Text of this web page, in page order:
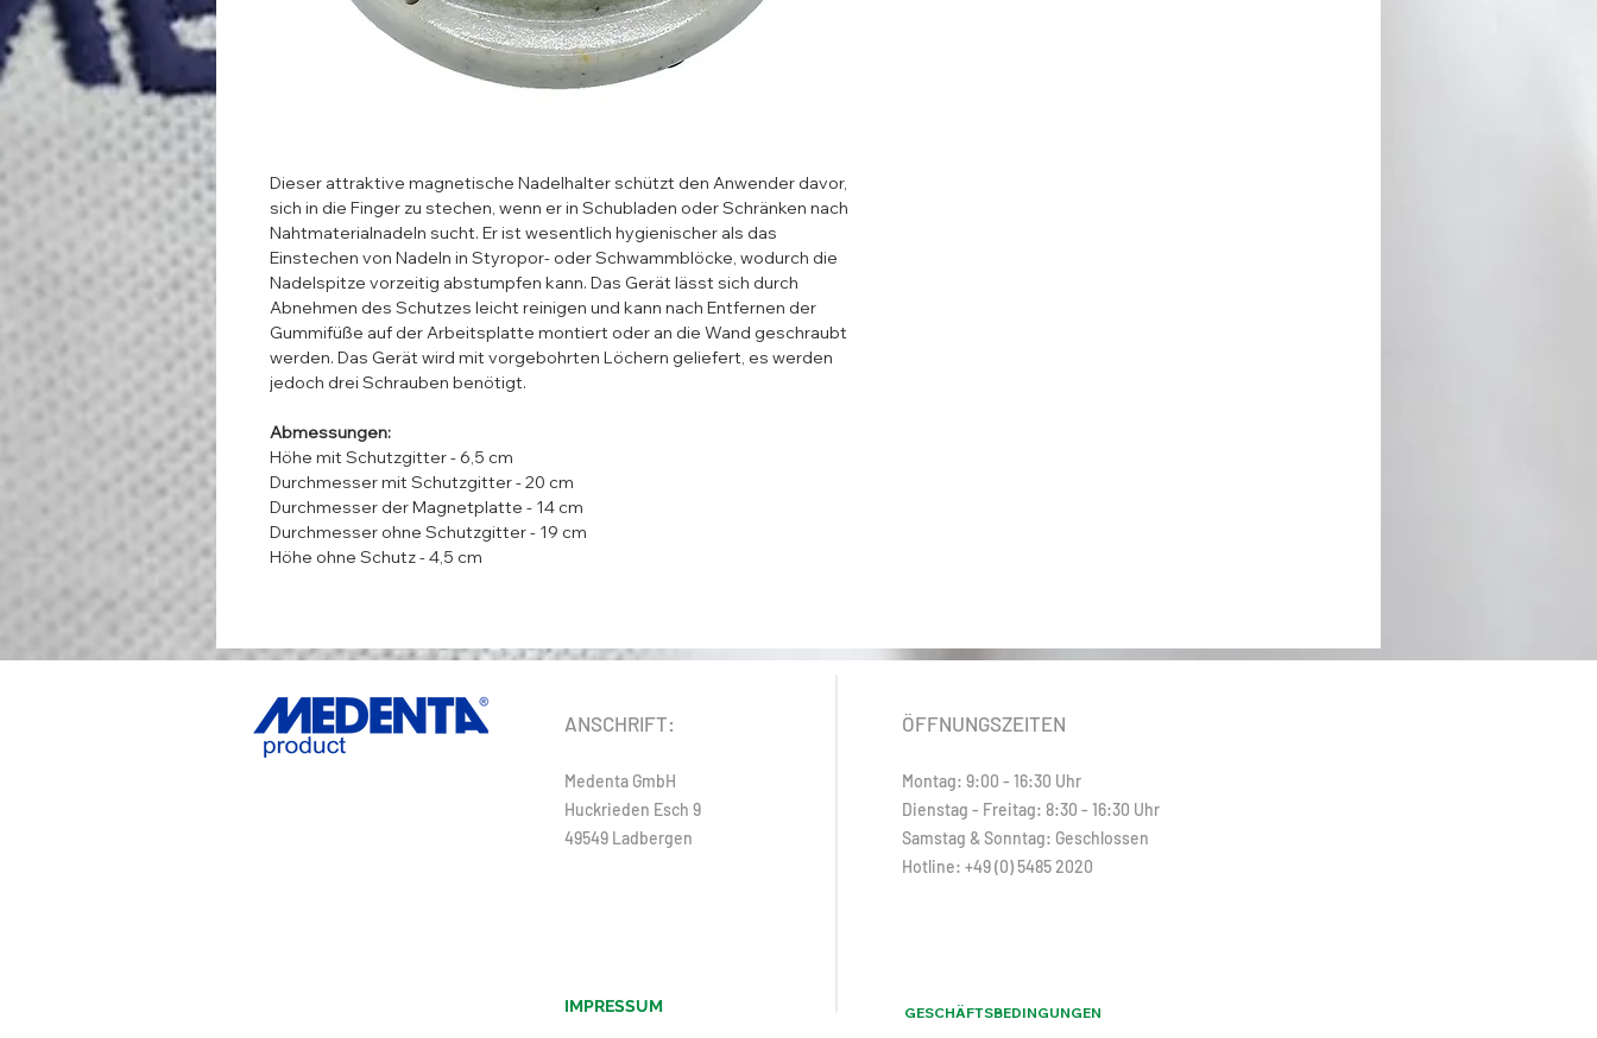
Dieser attraktive magnetische Nadelhalter schützt den Anwender davor,
sich in die Finger zu stechen, wenn er in Schubladen oder Schränken nach
Nahtmaterialnadeln sucht. Er ist wesentlich hygienischer als das
Einstechen von Nadeln in Styropor- oder Schwammblöcke, wodurch die
Nadelspitze vorzeitig abstumpfen kann. Das Gerät lässt sich durch
Abnehmen des Schutzes leicht reinigen und kann nach Entfernen der
Gummifüße auf der Arbeitsplatte montiert oder an die Wand geschraubt
werden. Das Gerät wird mit vorgebohrten Löchern geliefert, es werden
jedoch drei Schrauben benötigt.
Abmessungen:
Höhe mit Schutzgitter - 6,5 cm
Durchmesser mit Schutzgitter - 20 cm
Durchmesser der Magnetplatte - 14 cm
Durchmesser ohne Schutzgitter - 19 cm
Höhe ohne Schutz - 4,5 cm
ANSCHRIFT:
Medenta GmbH
Huckrieden Esch 9
49549 Ladbergen
IMPRESSUM
ÖFFNUNGSZEITEN
Montag: 9:00 - 16:30 Uhr
Dienstag - Freitag: 8:30 - 16:30 Uhr
Samstag & Sonntag: Geschlossen
Hotline: +49 (0) 5485 2020
GESCHÄFTSBEDINGUNGEN